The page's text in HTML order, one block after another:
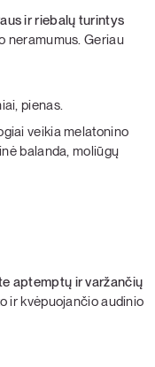
ir riebalų turintys
neramumus. Geriau
pienas.
veikia melatonino
balanda, moliūgų
aptemptų ir varžančių
ir kvėpuojančio audinio